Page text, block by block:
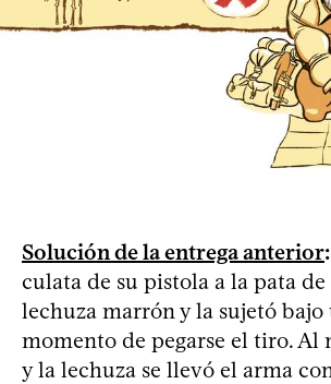
Solución de la entrega anterior:
culata de su pistola a la pata de
lechuza marrón y la sujetó bajo
momento de pegarse el tiro.
y la lechuza se llevó el arma